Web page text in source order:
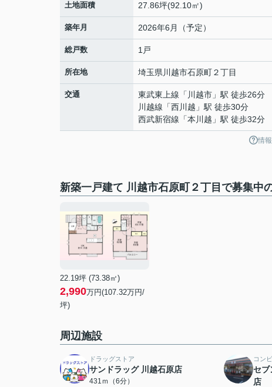
土地面積 27.86坪(92.10㎡)
築年月 2026年6月（予定）
総戸数 1戸
所在地 埼玉県 川越市石原町２丁目
交通 東武東上線 「 川越市 」駅 徒歩26分
川越線 「西川越 」駅 徒歩30分
西武新宿線 「本川越 」駅 徒歩32分
情
新築一戸建て 川越市石原町２丁目で募集中
22.19坪 (73.38㎡)
2,990万円(107.32万円/
坪)
周辺施設
ドラッグストア
サンドラッグ 川越石原店
431ｍ（6分）
コン
セブ
店